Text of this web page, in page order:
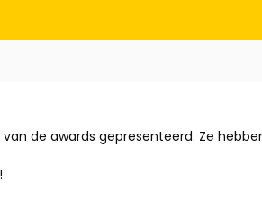
de awards gepresenteerd. Ze
!